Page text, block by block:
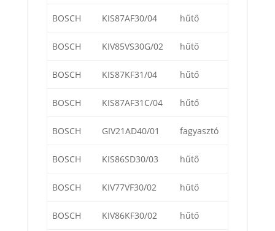
BOSCH KIS87AF30/04 hűtő
BOSCH KIV85VS30G/02 hűtő
BOSCH KIS87KF31/04 hűtő
BOSCH KIS87AF31C/04 hűtő
BOSCH GIV21AD40/01 fagyasztó
BOSCH KIS86SD30/03 hűtő
BOSCH KIV77VF30/02 hűtő
BOSCH KIV86KF30/02 hűtő